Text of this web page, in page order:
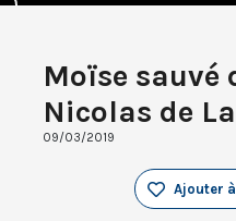
Moïse sauvé
Nicolas de
09/03/2019
Ajouter